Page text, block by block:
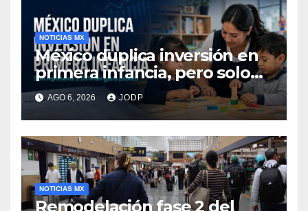
NOTICIAS MX
México duplica inversión en
primera infancia, pero solo
destina 2.53% del gasto
público
AGO 6, 2026 JODP
NOTICIAS MX
Remodelación fase 2 del